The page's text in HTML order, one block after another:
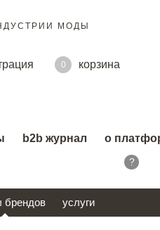
МОДЫ
0
корзина
b2b журнал о
?
брендов услуги